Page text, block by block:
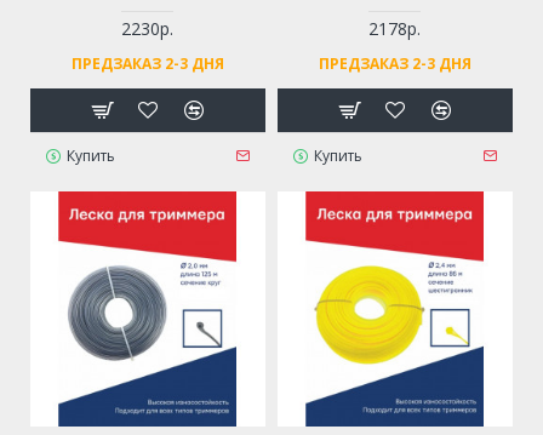
2230р.
ПРЕДЗАКАЗ 2-3 ДНЯ
Купить
2178р.
ПРЕДЗАКАЗ 2-3 ДНЯ
Купить